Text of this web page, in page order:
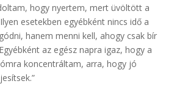
hogy nyertem, mert üvöltött a
esetekben egyébként nincs idő a
hanem menni kell, ahogy csak bír
az egész napra igaz, hogy a
koncentráltam, arra, hogy jó